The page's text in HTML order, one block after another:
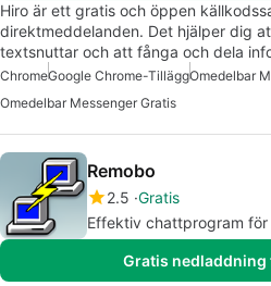
Hiro är ett gratis och öppen
direktmeddelanden. Det hjälper dig
textsnuttar och att fånga och dela
ChromeGoogle Chrome-TilläggOmedelbar
Omedelbar Messenger Gratis
Remobo
2.5 Gratis
Effektiv chattprogram för
Gratis